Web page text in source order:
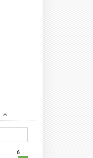
6